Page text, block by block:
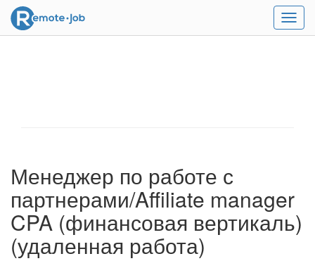
Меню
Менеджер по работе с
партнерами/Affiliate manager
CPA (финансовая вертикаль)
(удаленная работа)